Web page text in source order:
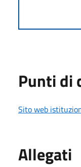
Punti di
Sito web
Allegati